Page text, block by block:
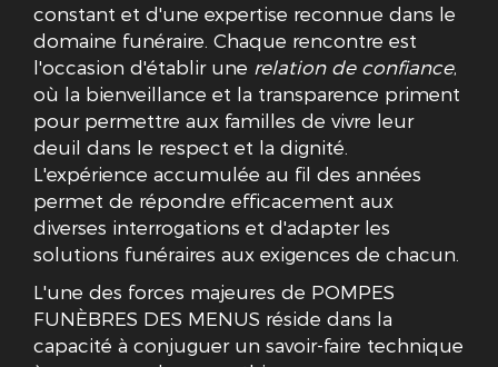
constant et d'une expertise reconnue dans le
domaine funéraire. Chaque rencontre est
l'occasion d'établir une relation de confiance,
où la bienveillance et la transparence priment
pour permettre aux familles de vivre leur
deuil dans le respect et la dignité.
L'expérience accumulée au fil des années
permet de répondre efficacement aux
diverses interrogations et d'adapter les
solutions funéraires aux exigences de chacun.
L'une des forces majeures de POMPES
FUNÈBRES DES MENUS réside dans la
capacité à conjuguer un savoir-faire technique